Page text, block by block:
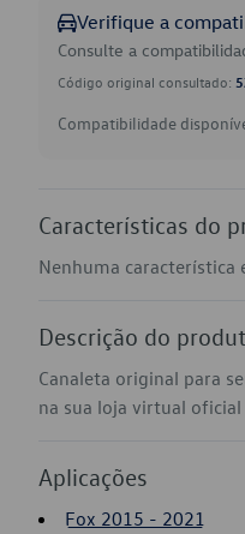
Verifique a
Consulte a
Código original consultado:
Compatibilidade
Características do
Nenhuma característica
Descrição do
Canaleta original para
na sua loja virtual oficial
Aplicações
Fox 2015 - 2021